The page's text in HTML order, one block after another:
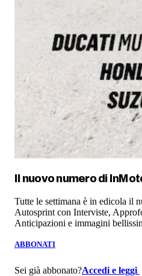
Il nuovo numero di
Tutte le settimana è in edicola il
Autosprint con Interviste,
Anticipazioni e immagini
ABBONATI
Sei già abbonato?Accedi e leggi